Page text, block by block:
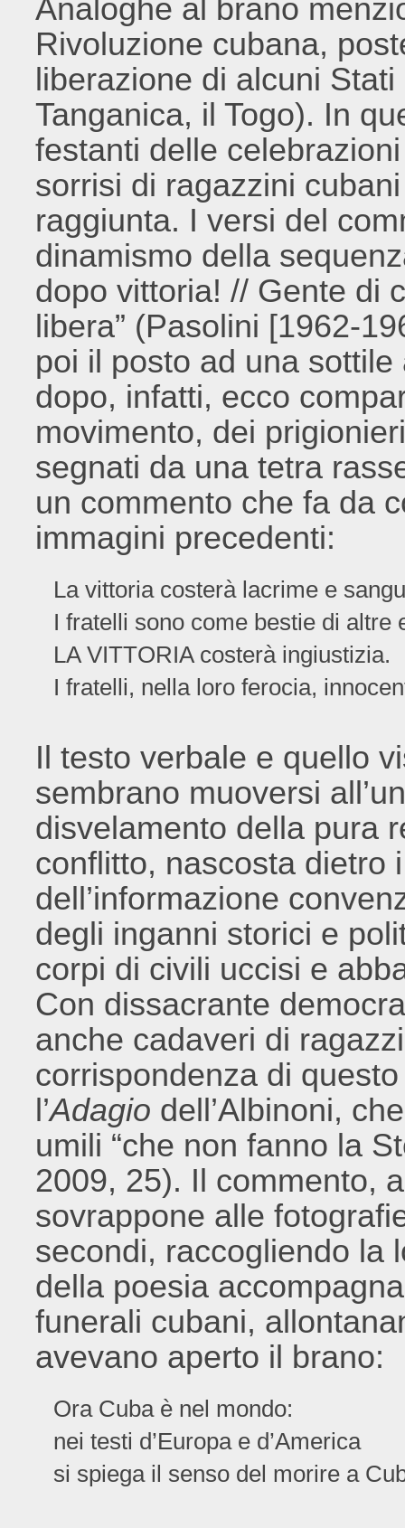
Analoghe al brano
Rivoluzione cubana,
liberazione di alcuni
Tanganica, il Togo). In
festanti delle
sorrisi di ragazzini
raggiunta. I versi del
dinamismo della
dopo vittoria! // Gente di
libera” (Pasolini [1962-
poi il posto ad una
dopo, infatti, ecco
movimento, dei
segnati da una tetra
un commento che fa da
immagini precedenti:
La vittoria costerà lacrime e
I fratelli sono come bestie di altre
LA VITTORIA costerà ingiustizia.
I fratelli, nella loro ferocia,
Il testo verbale e quello
sembrano muoversi
disvelamento della pura
conflitto, nascosta dietro
dell’informazione
degli inganni storici e
corpi di civili uccisi e
Con dissacrante
anche cadaveri di
corrispondenza di
l’Adagio dell’Albinoni,
umili “che non fanno la
2009, 25). Il commento,
sovrappone alle
secondi, raccogliendo la
della poesia
funerali cubani,
avevano aperto il brano:
Ora Cuba è nel mondo:
nei testi d’Europa e d’America
si spiega il senso del morire a